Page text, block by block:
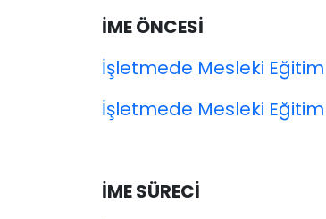
İME ÖNCESİ
İşletmede Mesleki
İşletmede Mesleki
İME SÜRECİ